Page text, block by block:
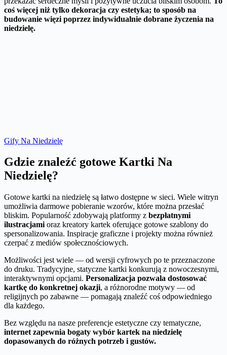
coś więcej niż tylko dekoracja czy estetyka; to sposób na
budowanie więzi poprzez indywidualnie dobrane życzenia na
niedzielę.
Gify Na Niedzielę
Gdzie znaleźć gotowe Kartki Na
Niedzielę?
Gotowe kartki na niedzielę są łatwo dostępne w sieci. Wiele witryn
umożliwia darmowe pobieranie wzorów, które można przesłać
bliskim. Popularność zdobywają platformy z bezpłatnymi
ilustracjami oraz kreatory kartek oferujące gotowe szablony do
spersonalizowania. Inspiracje graficzne i projekty można również
czerpać z mediów społecznościowych.
Możliwości jest wiele — od wersji cyfrowych po te przeznaczone
do druku. Tradycyjne, statyczne kartki konkurują z nowoczesnymi,
interaktywnymi opcjami. Personalizacja pozwala dostosować
kartkę do konkretnej okazji, a różnorodne motywy — od
religijnych po zabawne — pomagają znaleźć coś odpowiedniego
dla każdego.
Bez względu na nasze preferencje estetyczne czy tematyczne,
internet zapewnia bogaty wybór kartek na niedzielę
dopasowanych do różnych potrzeb i gustów.